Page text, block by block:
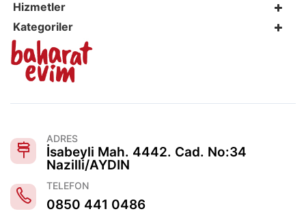
Hizmetler
Kategoriler
ADRES
İsabeyli Mah. 4442. Cad. No:34
Nazilli/AYDIN
TELEFON
0850 441 0486